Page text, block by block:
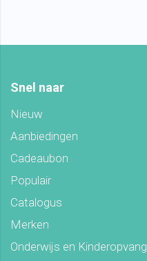
Snel naar
Nieuw
Aanbiedingen
Cadeaubon
Populair
Catalogus
Merken
Onderwijs en Kinderopvang